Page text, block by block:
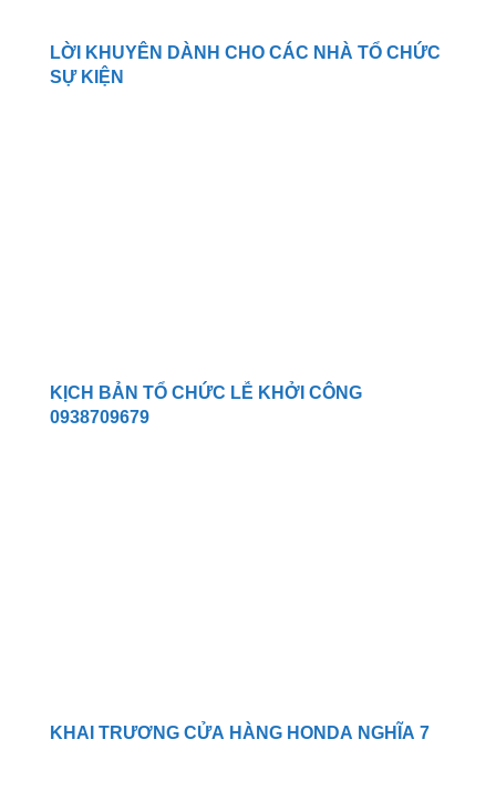
LỜI KHUYÊN DÀNH CHO CÁC NHÀ TỔ CHỨC
SỰ KIỆN
KỊCH BẢN TỔ CHỨC LỄ KHỞI CÔNG
0938709679
KHAI TRƯƠNG CỬA HÀNG HONDA NGHĨA 7